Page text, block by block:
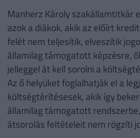
Manherz Károly szakállamtitkár
azok a diákok, akik az előírt
felét nem teljesítik, elveszítik
államilag támogatott képzésre,
jelleggel át kell sorolni a
Az ő helyüket foglalhatják el a
költségtérítésesek, akik így
államilag támogatott
átsorolás feltételeit nem rögzíti